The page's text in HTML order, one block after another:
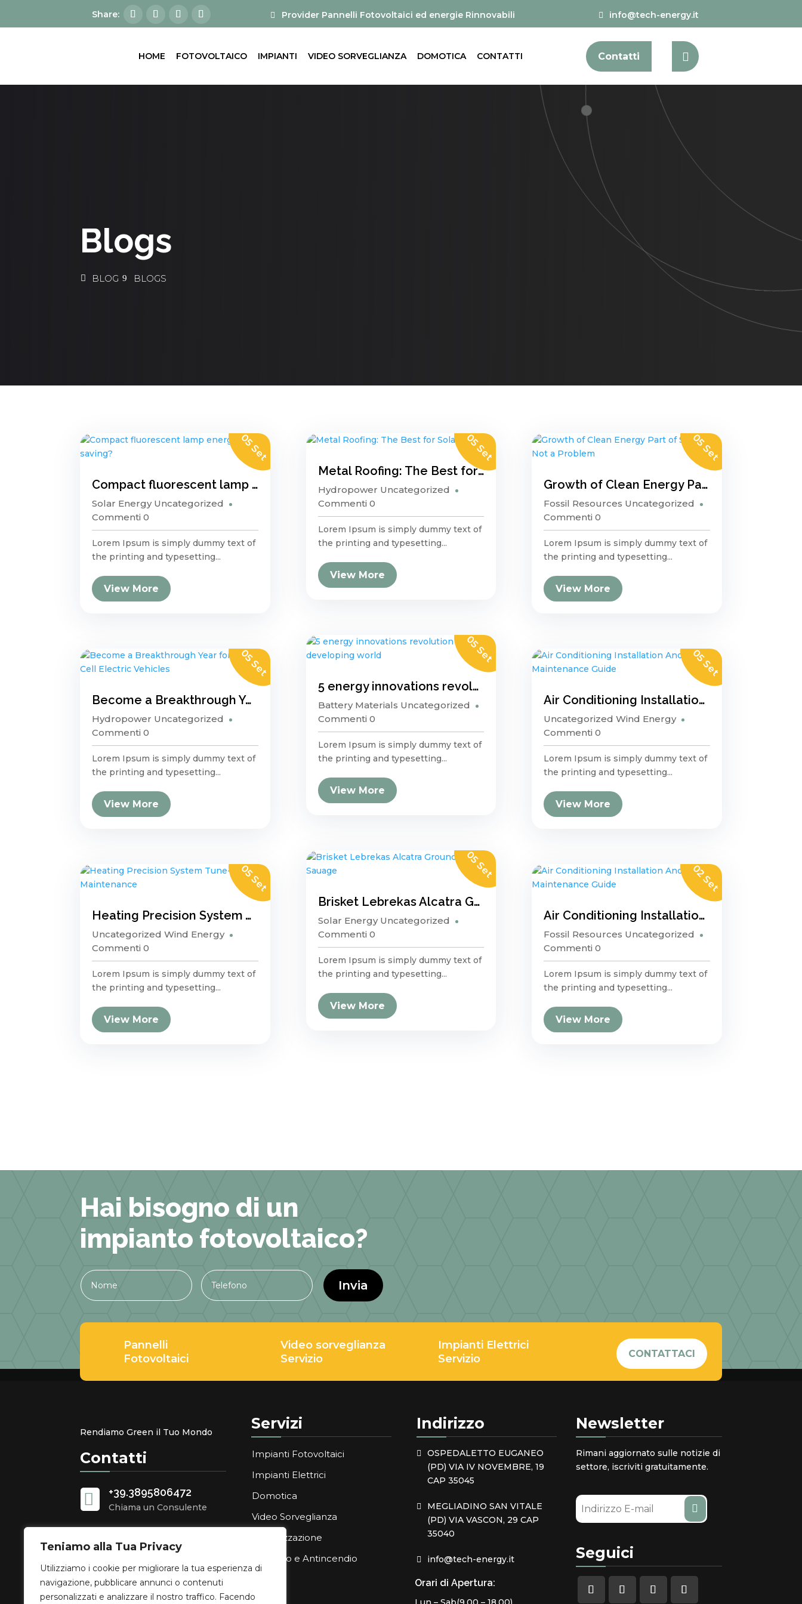
Teniamo alla Tua Privacy
Utilizziamo i cookie per migliorare la tua esperienza di
navigazione, pubblicare annunci o contenuti
personalizzati e analizzare il nostro traffico. Facendo
Provider Pannelli Fotovoltaici ed energie Rinnovabili info@tech-energy.it
HOME FOTOVOLTAICO IMPIANTI VIDEO SORVEGLIANZA DOMOTICA CONTATTI Contatti
Blogs
BLOG BLOGS
Compact fluorescent lamp energy saving?
05 Set
Solar Energy Uncategorized
Commenti 0
Lorem Ipsum is simply dummy text of
the printing and typesetting...
View More
Become a Breakthrough Year for Fuel Cell Electric Vehicles
05 Set
Hydropower Uncategorized
Commenti 0
Lorem Ipsum is simply dummy text of
the printing and typesetting...
View More
Heating Precision System Tune-Ups and Maintenance
05 Set
Uncategorized Wind Energy
Commenti 0
Lorem Ipsum is simply dummy text of
the printing and typesetting...
View More
Metal Roofing: The Best for Solar Panels
05 Set
Hydropower Uncategorized
Commenti 0
Lorem Ipsum is simply dummy text of
the printing and typesetting...
View More
5 energy innovations revolution the developing world
05 Set
Battery Materials Uncategorized
Commenti 0
Lorem Ipsum is simply dummy text of
the printing and typesetting...
View More
Brisket Lebrekas Alcatra Ground Round Sauage
05 Set
Solar Energy Uncategorized
Commenti 0
Lorem Ipsum is simply dummy text of
the printing and typesetting...
View More
Growth of Clean Energy Part of Solution, Not a Problem
05 Set
Fossil Resources Uncategorized
Commenti 0
Lorem Ipsum is simply dummy text of
the printing and typesetting...
View More
Air Conditioning Installation And Maintenance Guide
05 Set
Uncategorized Wind Energy
Commenti 0
Lorem Ipsum is simply dummy text of
the printing and typesetting...
View More
Air Conditioning Installation And Maintenance Guide
02 Set
Fossil Resources Uncategorized
Commenti 0
Lorem Ipsum is simply dummy text of
the printing and typesetting...
View More
Hai bisogno di un
impianto fotovoltaico?
Invia
Pannelli
Fotovoltaici
Video sorveglianza
Servizio
Impianti Elettrici
Servizio
CONTATTACI
Rendiamo Green il Tuo Mondo
Contatti
 +39.3895806472
Chiama un Consulente
 Chiama un Consulente
Servizi
Impianti Fotovoltaici
Impianti Elettrici
Domotica
Video Sorveglianza
Climatizzazione
Antifurto e Antincendio
Indirizzo
OSPEDALETTO EUGANEO
(PD) VIA IV NOVEMBRE, 19
CAP 35045
MEGLIADINO SAN VITALE
(PD) VIA VASCON, 29 CAP
35040
info@tech-energy.it
Orari di Apertura:
Newsletter
Rimani aggiornato sulle notizie di
settore, iscriviti gratuitamente.
Seguici